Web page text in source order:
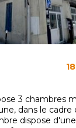
3 chambres
dans le
dispose